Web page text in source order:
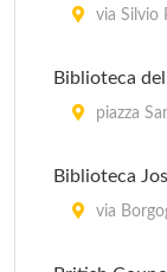
via Silvio
Biblioteca
piazza
Biblioteca
via